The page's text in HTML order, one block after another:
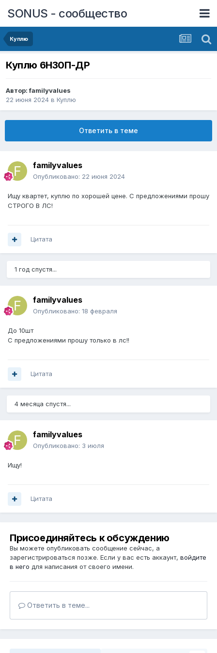
SONUS - сообщество
Куплю
Куплю 6Н30П-ДР
Автор:familyvalues
22 июня 2024 в Куплю
Ответить в теме
familyvalues
Опубликовано: 22 июня 2024
Ищу квартет, куплю по хорошей цене. С предложениями прошу
СТРОГО В ЛС!
Цитата
1 год спустя...
familyvalues
Опубликовано: 18 февраля
До 10шт
С предложениями прошу только в лс!!
Цитата
4 месяца спустя...
familyvalues
Опубликовано: 3 июля
Ищу!
Цитата
Присоединяйтесь к обсуждению
Вы можете опубликовать сообщение сейчас, а
зарегистрироваться позже. Если у вас есть аккаунт, войдите
в него для написания от своего имени.
Ответить в теме...